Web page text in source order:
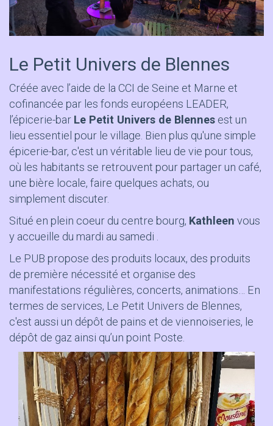
Le Petit Univers de Blennes
Créée avec l’aide de la CCI de Seine et Marne et
cofinancée par les fonds européens LEADER,
l’épicerie-bar Le Petit Univers de Blennes est un
lieu essentiel pour le village. Bien plus qu'une simple
épicerie-bar, c'est un véritable lieu de vie pour tous,
où les habitants se retrouvent pour partager un café,
une bière locale, faire quelques achats, ou
simplement discuter.
Situé en plein coeur du centre bourg, Kathleen vous
y accueille du mardi au samedi .
Le PUB propose des produits locaux, des produits
de première nécessité et organise des
manifestations régulières, concerts, animations… En
termes de services, Le Petit Univers de Blennes,
c'est aussi un dépôt de pains et de viennoiseries, le
dépôt de gaz ainsi qu’un point Poste.